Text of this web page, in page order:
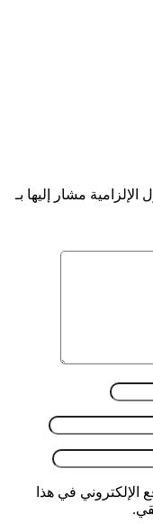
الإلزامية مشار إليها بـ
الإلكتروني في هذا